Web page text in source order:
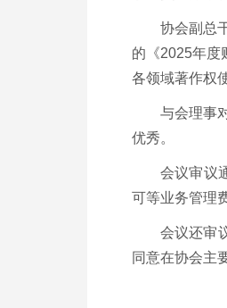
协会副总
的《2025年度
各领域著作权
与会理事
优秀。
会议审议
可等业务管理
会议还审
同意在协会主